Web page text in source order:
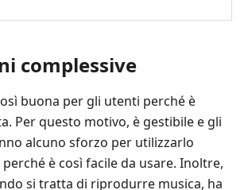
complessive
buona per gli utenti perché è
Per questo motivo, è gestibile e gli
alcuno sforzo per utilizzarlo
è così facile da usare. Inoltre,
si tratta di riprodurre musica, ha